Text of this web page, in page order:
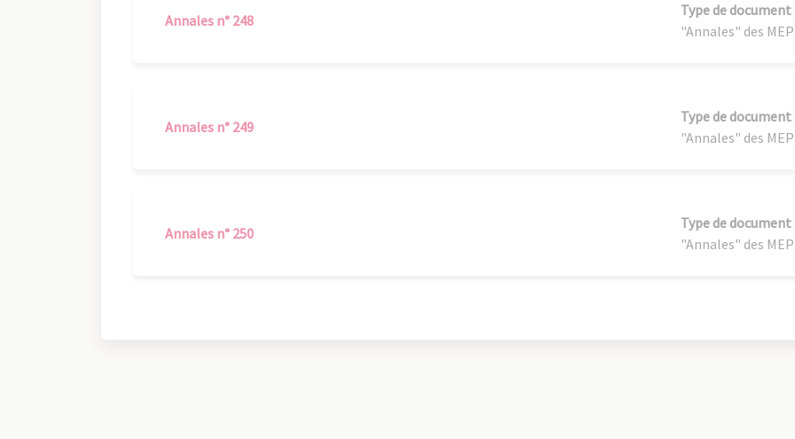
Annales n° 248
Type de document
"Annales" des MEP
Annales n° 249
Type de document
"Annales" des MEP
Annales n° 250
Type de document
"Annales" des MEP